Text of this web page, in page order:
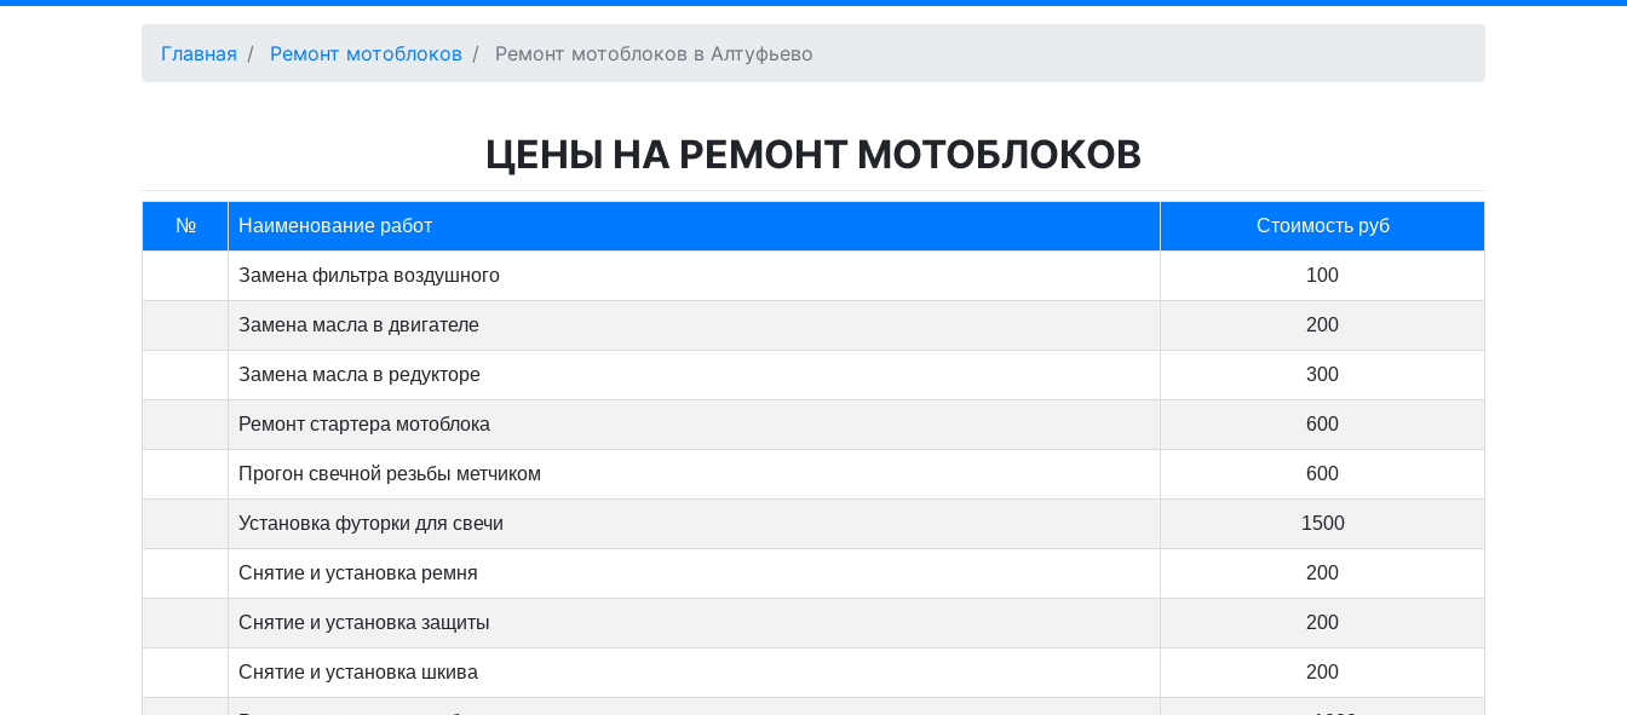
Главная Ремонт мотоблоков Ремонт мотоблоков в Алтуфьево
ЦЕНЫ НА РЕМОНТ МОТОБЛОКОВ
№ Наименование работ Стоимость руб
Замена фильтра воздушного 100
Замена масла в двигателе 200
Замена масла в редукторе 300
Ремонт стартера мотоблока 600
Прогон свечной резьбы метчиком 600
Установка футорки для свечи 1500
Снятие и установка ремня 200
Снятие и установка защиты 200
Снятие и установка шкива 200